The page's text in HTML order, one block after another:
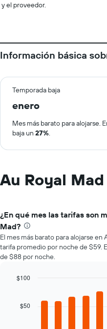
y el proveedor.
Información básica
Temporada baja
enero
Mes más barato para alojarse.
baja un 27%.
Au Royal Mad
¿En qué mes las tarifas son
Mad?
El mes más barato para alojarse
tarifa promedio por noche de $59.
de $88 por noche.
with$50
$100